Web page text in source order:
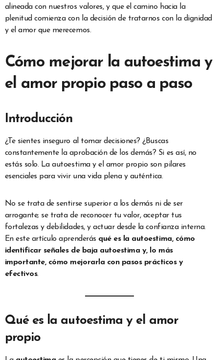
alineada con nuestros valores, y que el camino hacia la
plenitud comienza con la decisión de tratarnos con la dignidad
y el amor que merecemos.
Cómo mejorar la autoestima y
el amor propio paso a paso
Introducción
¿Te sientes inseguro al tomar decisiones? ¿Buscas
constantemente la aprobación de los demás? Si es así, no
estás solo. La autoestima y el amor propio son pilares
esenciales para vivir una vida plena y auténtica.
No se trata de sentirse superior a los demás ni de ser
arrogante; se trata de reconocer tu valor, aceptar tus
fortalezas y debilidades, y actuar desde la confianza interna.
En este artículo aprenderás qué es la autoestima, cómo
identificar señales de baja autoestima y, lo más
importante, cómo mejorarla con pasos prácticos y
efectivos.
Qué es la autoestima y el amor
propio